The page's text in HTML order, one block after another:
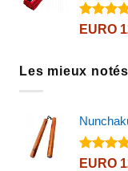
Note
EURO
Les mieux notés
Note
EURO